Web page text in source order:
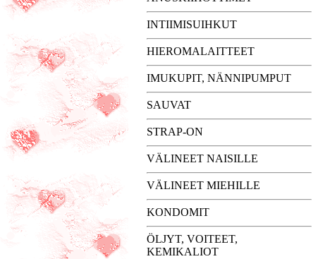
INTIIMISUIHKUT
HIEROMALAITTEET
IMUKUPIT, NÄNNIPUMPUT
SAUVAT
STRAP-ON
VÄLINEET NAISILLE
VÄLINEET MIEHILLE
KONDOMIT
ÖLJYT, VOITEET,
KEMIKALIOT